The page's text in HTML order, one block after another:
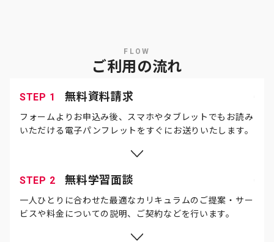
FLOW
ご利用の流れ
STEP 1 無料資料請求
フォームよりお申込み後、スマホやタブレットでもお読み
いただける電子パンフレットをすぐにお送りいたします。
STEP 2 無料学習面談
一人ひとりに合わせた最適なカリキュラムのご提案・サー
ビスや料金についての説明、ご契約などを行います。